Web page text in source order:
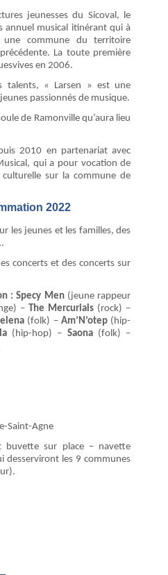
jeunesses du Sicoval, le
annuel musical itinérant qui à
commune du territoire
La toute première
en 2006.
talents, « Larsen » est une
passionnés de musique.
de Ramonville qu’aura lieu
2010 en partenariat avec
qui a pour vocation de
sur la commune de
2022
les jeunes et les familles, des
concerts et des concerts sur
: Specy Men (jeune rappeur
– The Mercurials (rock) –
(folk) – Am’N’otep (hip-
(hip-hop) – Saona (folk) –
Saint-Agne
buvette sur place – navette
desserviront les 9 communes